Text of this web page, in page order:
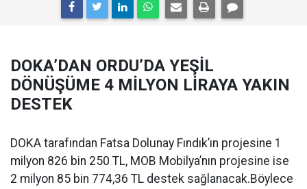
DOKA’DAN ORDU’DA YEŞİL
DÖNÜŞÜME 4 MİLYON LİRAYA YAKIN
DESTEK
DOKA tarafından Fatsa Dolunay Fındık’ın projesine 1
milyon 826 bin 250 TL, MOB Mobilya’nın projesine ise
2 milyon 85 bin 774,36 TL destek sağlanacak.Böylece